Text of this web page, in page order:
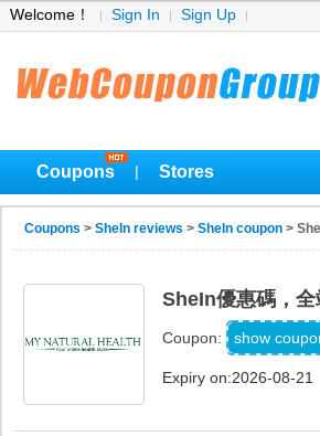
Welcome！ Sign In Sign Up
Coupons Stores
Coupons > SheIn reviews > SheIn coupon >
SheIn優惠碼，
Coupon: show
Expiry on:2026-08-21